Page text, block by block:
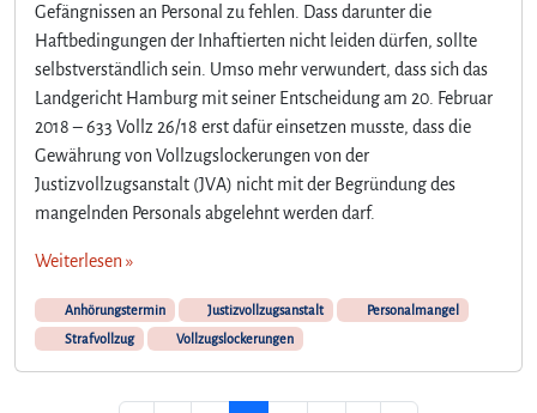
Gefängnissen an Personal zu fehlen. Dass darunter die
Haftbedingungen der Inhaftierten nicht leiden dürfen, sollte
selbstverständlich sein. Umso mehr verwundert, dass sich das
Landgericht Hamburg mit seiner Entscheidung am 20. Februar
2018 – 633 Vollz 26/18 erst dafür einsetzen musste, dass die
Gewährung von Vollzugslockerungen von der
Justizvollzugsanstalt (JVA) nicht mit der Begründung des
mangelnden Personals abgelehnt werden darf.
Weiterlesen »
Anhörungstermin Justizvollzugsanstalt
Personalmangel
Strafvollzug
Vollzugslockerungen